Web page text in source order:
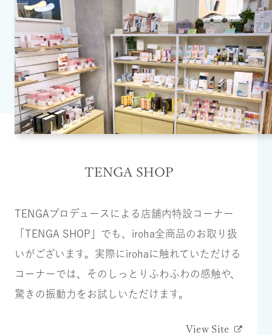
TENGA SHOP
TENGAプロデュースによる店舗内特設コーナー
「TENGA SHOP」でも、iroha全商品のお取り扱
いがございます。実際にirohaに触れていただける
コーナーでは、そのしっとりふわふわの感触や、
驚きの振動⼒をお試しいただけます。
View Site